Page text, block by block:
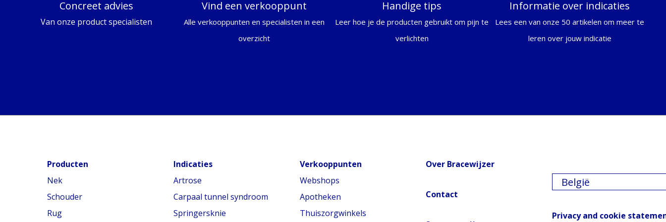
Concreet advies
Van onze product specialisten
Vind een verkooppunt
Alle verkooppunten en specialisten in een
overzicht
Handige tips
Leer hoe je de producten gebruikt om pijn te
verlichten
Informatie over indicaties
Lees een van onze 50 artikelen om meer te
leren over jouw indicatie
Producten
Nek
Schouder
Rug
Indicaties
Artrose
Carpaal tunnel syndroom
Springersknie
Verkooppunten
Webshops
Apotheken
Thuiszorgwinkels
Over Bracewijzer
Contact
België
Privacy and cookie